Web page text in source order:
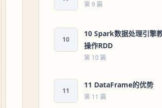
第 9 篇
10
10 Spark数据处理引擎
操作RDD
第 10 篇
11
11 DataFrame的优势
第 11 篇